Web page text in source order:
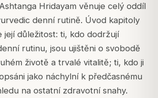
Hridayam věnuje celý oddíl
denní rutině. Úvod kapitoly
její důležitost: ti, kdo dodržují
rutinu, jsou ujištěni o svobodě
životě a trvalé vitalitě; ti, kdo ji
jako náchylní k předčasnému
na ostatní zdravotní snahy.